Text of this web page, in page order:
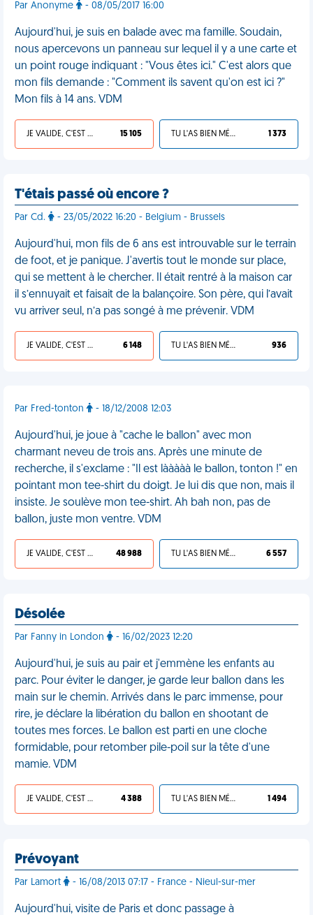
Par Anonyme - 08/05/2017 16:00
Aujourd'hui, je suis en balade avec ma famille. Soudain,
nous apercevons un panneau sur lequel il y a une carte et
un point rouge indiquant : "Vous êtes ici." C'est alors que
mon fils demande : "Comment ils savent qu'on est ici ?"
Mon fils à 14 ans. VDM
JE VALIDE, C'EST UNE VDM 15 105 TU L'AS BIEN MÉRITÉ 1 373
T'étais passé où encore ?
Par Cd. - 23/05/2022 16:20 - Belgium - Brussels
Aujourd'hui, mon fils de 6 ans est introuvable sur le terrain
de foot, et je panique. J'avertis tout le monde sur place,
qui se mettent à le chercher. Il était rentré à la maison car
il s’ennuyait et faisait de la balançoire. Son père, qui l’avait
vu arriver seul, n’a pas songé à me prévenir. VDM
JE VALIDE, C'EST UNE VDM 6 148 TU L'AS BIEN MÉRITÉ 936
Par Fred-tonton - 18/12/2008 12:03
Aujourd'hui, je joue à "cache le ballon" avec mon
charmant neveu de trois ans. Après une minute de
recherche, il s'exclame : "Il est lààààà le ballon, tonton !" en
pointant mon tee-shirt du doigt. Je lui dis que non, mais il
insiste. Je soulève mon tee-shirt. Ah bah non, pas de
ballon, juste mon ventre. VDM
JE VALIDE, C'EST UNE VDM 48 988 TU L'AS BIEN MÉRITÉ 6 557
Désolée
Par Fanny in London - 16/02/2023 12:20
Aujourd'hui, je suis au pair et j'emmène les enfants au
parc. Pour éviter le danger, je garde leur ballon dans les
main sur le chemin. Arrivés dans le parc immense, pour
rire, je déclare la libération du ballon en shootant de
toutes mes forces. Le ballon est parti en une cloche
formidable, pour retomber pile-poil sur la tête d'une
mamie. VDM
JE VALIDE, C'EST UNE VDM 4 388 TU L'AS BIEN MÉRITÉ 1 494
Prévoyant
Par Lamort - 16/08/2013 07:17 - France - Nieul-sur-mer
Aujourd'hui, visite de Paris et donc passage à